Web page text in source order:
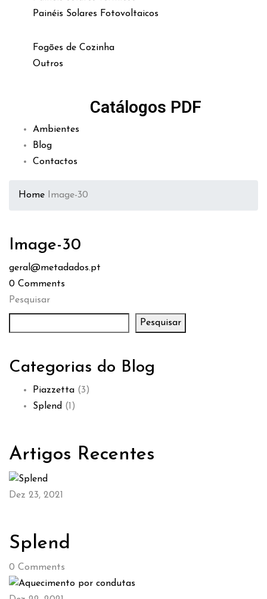
Painéis Solares Fotovoltaicos
Fogões de Cozinha
Outros
Catálogos PDF
Ambientes
Blog
Contactos
Home Image-30
Image-30
geral@metadados.pt
0 Comments
Pesquisar
Pesquisar
Categorias do Blog
Piazzetta (3)
Splend (1)
Artigos Recentes
Dez 23, 2021
Splend
0 Comments